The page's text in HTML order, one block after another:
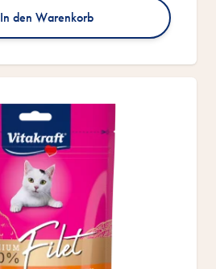
In den Warenkorb